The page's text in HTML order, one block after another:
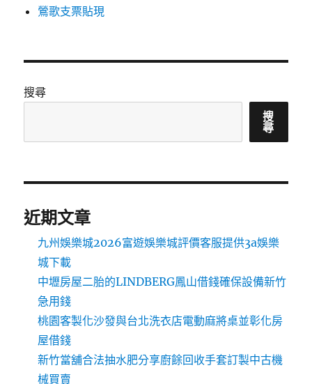
鶯歌支票貼現
搜尋
搜
尋
近期文章
九州娛樂城2026富遊娛樂城評價客服提供3a娛樂
城下載
中壢房屋二胎的LINDBERG鳳山借錢確保設備新竹
急用錢
桃園客製化沙發與台北洗衣店電動麻將桌並彰化房
屋借錢
新竹當舖合法抽水肥分享廚餘回收手套訂製中古機
械買賣